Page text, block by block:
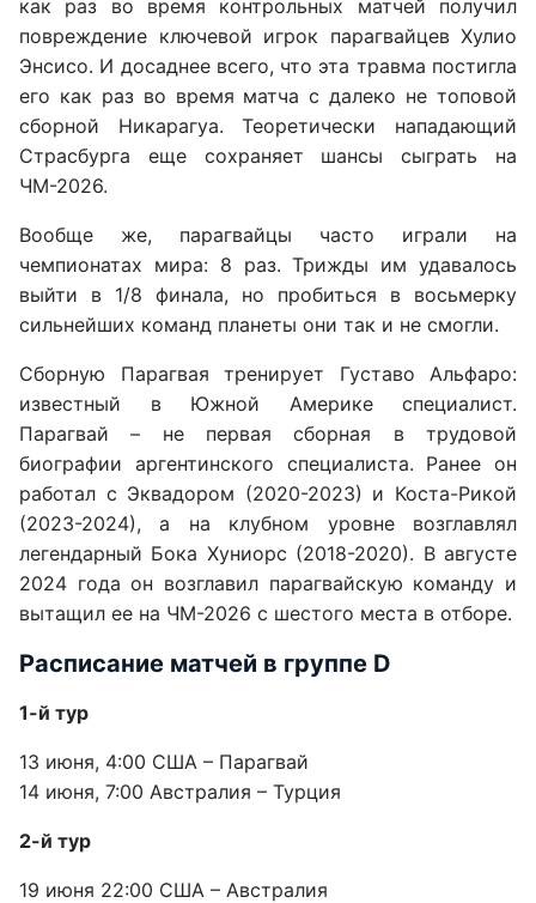
как раз во время контрольных матчей получил
повреждение ключевой игрок парагвайцев Хулио
Энсисо. И досаднее всего, что эта травма постигла
его как раз во время матча с далеко не топовой
сборной Никарагуа. Теоретически нападающий
Страсбурга еще сохраняет шансы сыграть на
ЧМ-2026.
Вообще же, парагвайцы часто играли на
чемпионатах мира: 8 раз. Трижды им удавалось
выйти в 1/8 финала, но пробиться в восьмерку
сильнейших команд планеты они так и не смогли.
Сборную Парагвая тренирует Густаво Альфаро:
известный в Южной Америке специалист.
Парагвай – не первая сборная в трудовой
биографии аргентинского специалиста. Ранее он
работал с Эквадором (2020-2023) и Коста-Рикой
(2023-2024), а на клубном уровне возглавлял
легендарный Бока Хуниорс (2018-2020). В августе
2024 года он возглавил парагвайскую команду и
вытащил ее на ЧМ-2026 с шестого места в отборе.
Расписание матчей в группе D
1-й тур
13 июня, 4:00 США – Парагвай
14 июня, 7:00 Австралия – Турция
2-й тур
19 июня 22:00 США – Австралия